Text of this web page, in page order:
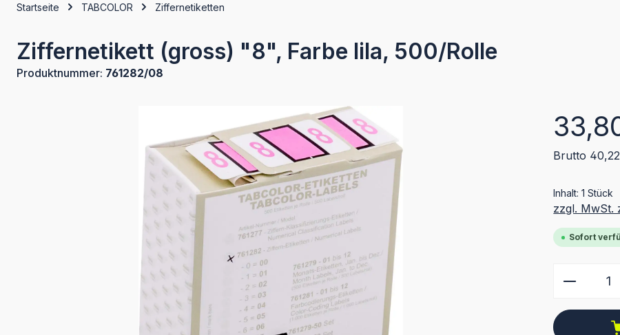
Startseite TABCOLOR Ziffernetiketten
Ziffernetikett (gross) "8", Farbe lila, 500/Rolle
Produktnummer: 761282/08
Regulärer
Brutto
Inhalt:1 Stück
zzgl. MwSt.
Sofort